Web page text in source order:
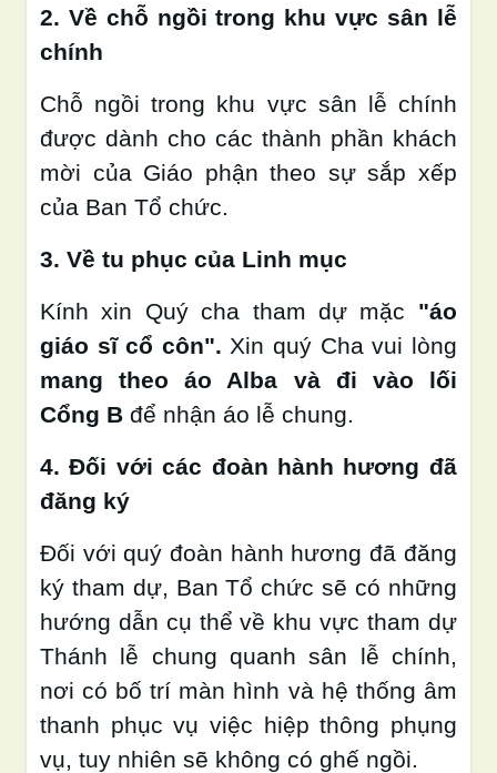
2. Về chỗ ngồi trong khu vực sân lễ
chính
Chỗ ngồi trong khu vực sân lễ chính
được dành cho các thành phần khách
mời của Giáo phận theo sự sắp xếp
của Ban Tổ chức.
3. Về tu phục của Linh mục
Kính xin Quý cha tham dự mặc "áo
giáo sĩ cổ côn". Xin quý Cha vui lòng
mang theo áo Alba và đi vào lối
Cổng B để nhận áo lễ chung.
4. Đối với các đoàn hành hương đã
đăng ký
Đối với quý đoàn hành hương đã đăng
ký tham dự, Ban Tổ chức sẽ có những
hướng dẫn cụ thể về khu vực tham dự
Thánh lễ chung quanh sân lễ chính,
nơi có bố trí màn hình và hệ thống âm
thanh phục vụ việc hiệp thông phụng
vụ, tuy nhiên sẽ không có ghế ngồi.